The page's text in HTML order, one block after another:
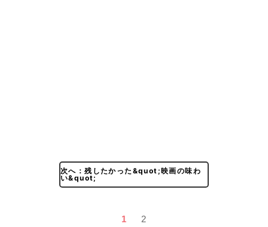
次へ：残したかった&quot;映画の味わ
い&quot;
1 2